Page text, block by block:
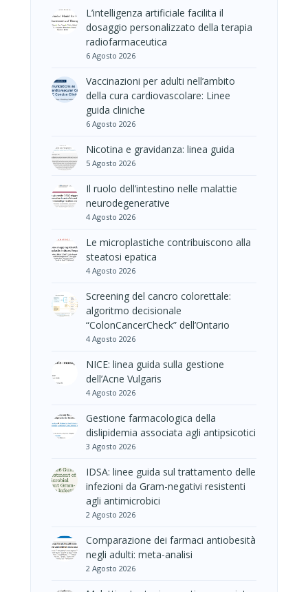
L’intelligenza artificiale facilita il
dosaggio personalizzato della terapia
radiofarmaceutica
6 Agosto 2026
Vaccinazioni per adulti nell’ambito
della cura cardiovascolare: Linee
guida cliniche
6 Agosto 2026
Nicotina e gravidanza: linea guida
5 Agosto 2026
Il ruolo dell’intestino nelle malattie
neurodegenerative
4 Agosto 2026
Le microplastiche contribuiscono alla
steatosi epatica
4 Agosto 2026
Screening del cancro colorettale:
algoritmo decisionale
“ColonCancerCheck” dell’Ontario
4 Agosto 2026
NICE: linea guida sulla gestione
dell’Acne Vulgaris
4 Agosto 2026
Gestione farmacologica della
dislipidemia associata agli antipsicotici
3 Agosto 2026
IDSA: linee guida sul trattamento delle
infezioni da Gram-negativi resistenti
agli antimicrobici
2 Agosto 2026
Comparazione dei farmaci antiobesità
negli adulti: meta-analisi
2 Agosto 2026